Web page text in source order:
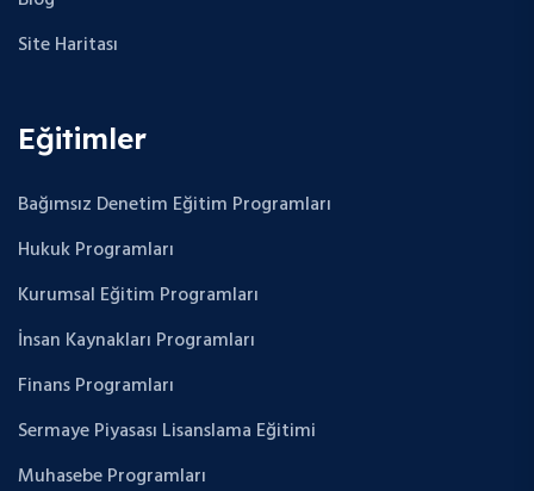
Site Haritası
Eğitimler
Bağımsız Denetim Eğitim Programları
Hukuk Programları
Kurumsal Eğitim Programları
İnsan Kaynakları Programları
Finans Programları
Sermaye Piyasası Lisanslama Eğitimi
Muhasebe Programları